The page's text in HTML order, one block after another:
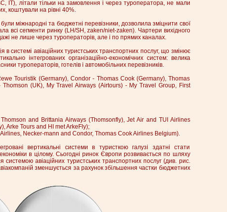
IT), літали тільки на замовлення і через туроператора, не мали
коштували на рівні 40%.
міжнародні та бюджетні перевізники, дозволила зміцнити свої
всі сегменти ринку (LH/SH, zaken/niet-zaken). Чартери вихідного
не лише через туроператорів, але і по прямих каналах.
в системі авіаційних туристських транспортних послуг, що змінює
інтегрованих організаційно-економічних систем: велика
туроператорів, готелів і автомобільних перевізників.
Touristik (Germany), Condor - Thomas Cook (Germany), Thomas
(UK), My Travel Airways (Airtours) - My Travel Group, First
and Brittania Airways (Thomsonfly), Jet Air and TUI Airlines
Arke Tours and HI met ArkeFly);
Necker-mann and Condor, Thomas Cook Airlines Belgium).
вертикальні системи в туристкою галузі здатні стати
в цілому. Сьогодні ринок Європи розвивається по шляху
системою авіаційних туристських транспортних послуг (див. рис.
зменшується за рахунок збільшення частки бюджетних